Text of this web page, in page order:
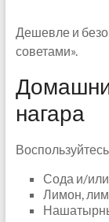
Дешевле и
советами».
нагара
Сода и/или
Лимон,